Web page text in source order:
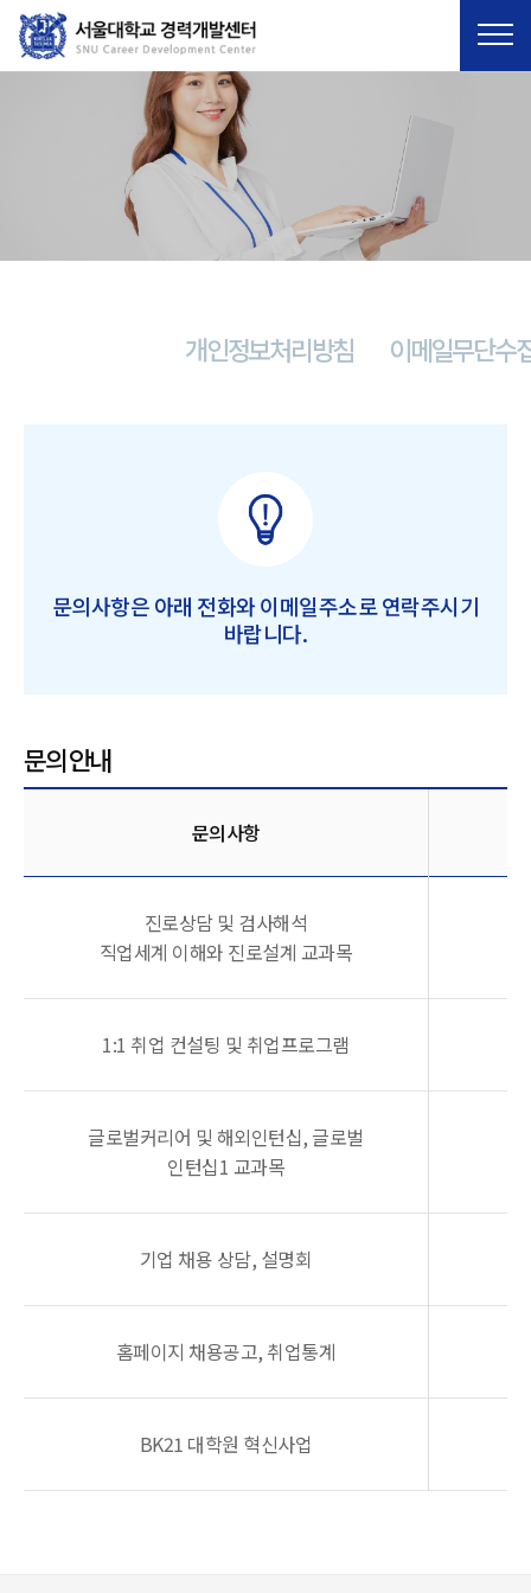
개인정보처리방침 이메일무단수
문의사항은 아래 전화와 이메일주소로 연락주시기
바랍니다.
문의 안내
문의사항
진로상담 및 검사해석
직업세계 이해와 진로설계 교과목
1:1 취업 컨설팅 및 취업프로그램
글로벌커리어 및 해외인턴십, 글로벌
인턴십1 교과목
기업 채용 상담, 설명회
홈페이지 채용공고, 취업통계
BK21 대학원 혁신사업